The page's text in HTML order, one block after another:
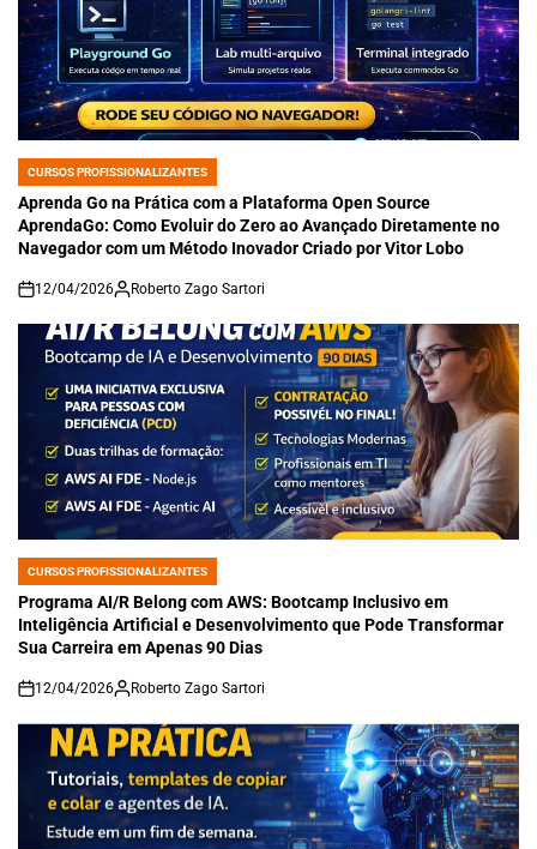
POSTED
IN
CURSOS PROFISSIONALIZANTES
Aprenda Go na Prática com a Plataforma Open Source
AprendaGo: Como Evoluir do Zero ao Avançado Diretamente no
Navegador com um Método Inovador Criado por Vitor Lobo
on
12/04/2026 Roberto Zago Sartori
POSTED
IN
CURSOS PROFISSIONALIZANTES
Programa AI/R Belong com AWS: Bootcamp Inclusivo em
Inteligência Artificial e Desenvolvimento que Pode Transformar
Sua Carreira em Apenas 90 Dias
on
12/04/2026 Roberto Zago Sartori